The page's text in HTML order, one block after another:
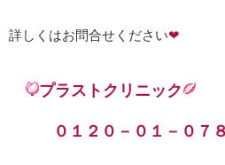
詳しくはお問合せください❤
プラストクリニック
０１２０－０１－０７